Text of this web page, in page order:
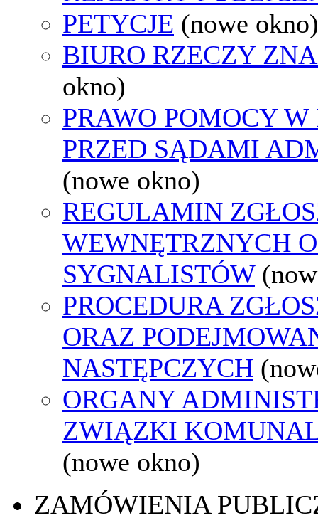
PETYCJE (nowe okno)
BIURO RZECZY
okno)
PRAWO POMOCY
PRZED SĄDAMI
(nowe okno)
REGULAMIN
WEWNĘTRZNYCH
SYGNALISTÓW
PROCEDURA
ORAZ
NASTĘPCZYCH
ORGANY
ZWIĄZKI
(nowe okno)
ZAMÓWIENIA